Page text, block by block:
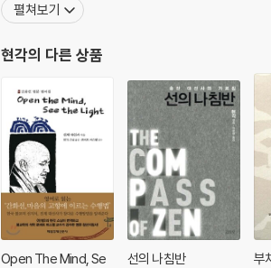
펼쳐보기
현각의 다른 상품
Open The Mind, Se
선의 나침반 부